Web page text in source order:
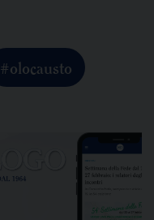
#olocausto